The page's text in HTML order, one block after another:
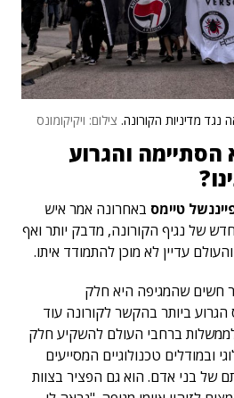
נגד מדיניות הקורונה. צילום: ויקיקומונס
הסתיימה והגרוע
טיימס באחרונה אמר איש
של נגיף הקורונה, מדבק יותר ואף
עדיין לא מוכן להתמודד איתו.
חשים שהמגיפה היא חלק
הגרוע ביותר בהקשר לקורונה עוד
לממשלות ברחבי העולם להשקיע חלק
ובמודלים טכנולוגיים המסייעים
של בני אדם. הוא גם הפציר בצוות